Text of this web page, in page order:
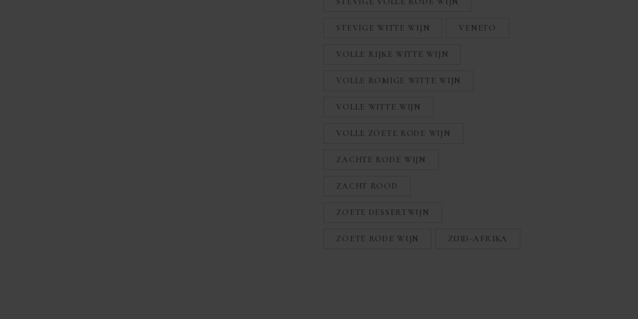
STEVIGE WITTE WIJN VENETO
VOLLE RIJKE WITTE WIJN
VOLLE ROMIGE WITTE WIJN
VOLLE WITTE WIJN
VOLLE ZOETE RODE WIJN
ZACHTE RODE WIJN
ZACHT ROOD
ZOETE DESSERTWIJN
ZOETE RODE WIJN ZUID-AFRIKA